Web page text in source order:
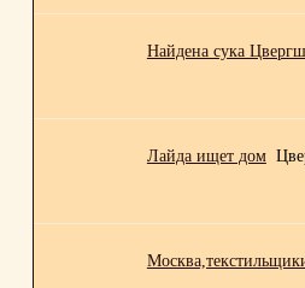
Найдена сука
Лайда ищет дом